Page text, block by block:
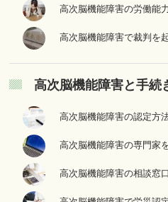
高次脳機能障害の労働能
高次脳機能障害で裁判を
高次脳機能障害と手続
高次脳機能障害の認定方
高次脳機能障害の専門家
高次脳機能障害の相談窓